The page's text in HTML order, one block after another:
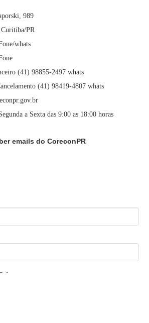
989
PR
whats
(41) 98855-2497 whats
(41) 98419-4807 whats
a Sexta das 9:00 as 18:00 horas
emails do CoreconPR